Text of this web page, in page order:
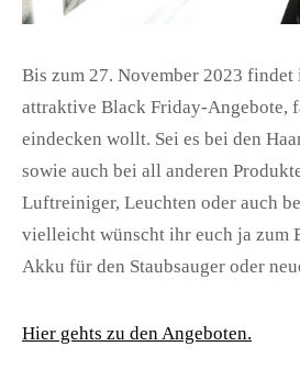
Bis zum 27. November 2023 findet
attraktive Black Friday-Angebote,
eindecken wollt. Sei es bei den
sowie auch bei all anderen
Luftreiniger, Leuchten oder auch
vielleicht wünscht ihr euch ja zum
Akku für den Staubsauger oder
Hier gehts zu den Angeboten.